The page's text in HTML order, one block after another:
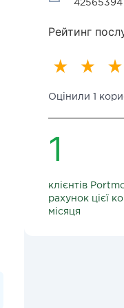
42565394
Рейтинг
Оцінили 1
1
клієнтів
рахунок цієї
місяця